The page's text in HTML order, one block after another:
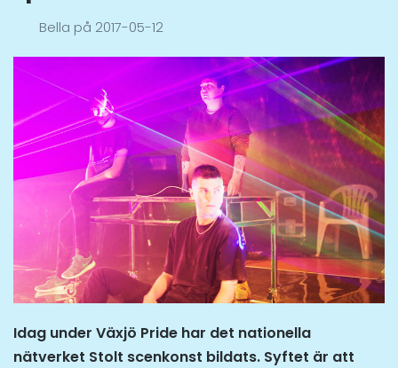
Bella på 2017-05-12
Idag under Växjö Pride har det nationella
nätverket Stolt scenkonst bildats. Syftet är att